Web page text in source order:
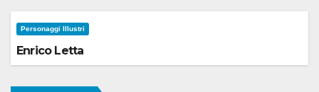
Personaggi Illustri
Enrico Letta